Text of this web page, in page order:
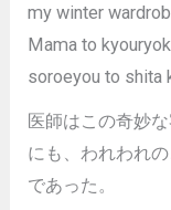
my winter
Mama to
soroeyou to shita
医師はこの奇妙
にも、われわれ
であった。